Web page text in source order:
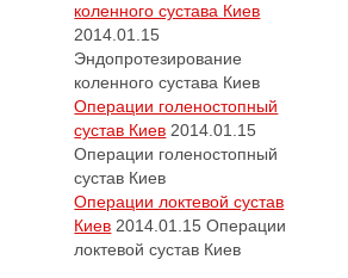
коленного сустава Киев
2014.01.15
Эндопротезирование
коленного сустава Киев
Операции голеностопный
сустав Киев 2014.01.15
Операции голеностопный
сустав Киев
Операции локтевой сустав
Киев 2014.01.15 Операции
локтевой сустав Киев